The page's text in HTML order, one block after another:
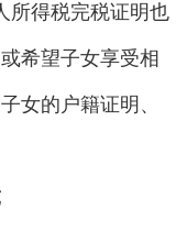
所得税完税证明也
希望子女享受相
女的户籍证明、